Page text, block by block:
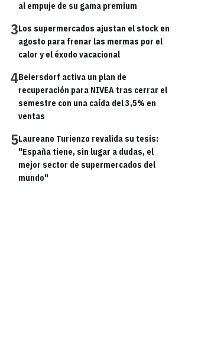
al empuje de su gama premium
3Los supermercados ajustan el stock en
agosto para frenar las mermas por el
calor y el éxodo vacacional
4Beiersdorf activa un plan de
recuperación para NIVEA tras cerrar el
semestre con una caída del 3,5% en
ventas
5Laureano Turienzo revalida su tesis:
"España tiene, sin lugar a dudas, el
mejor sector de supermercados del
mundo"